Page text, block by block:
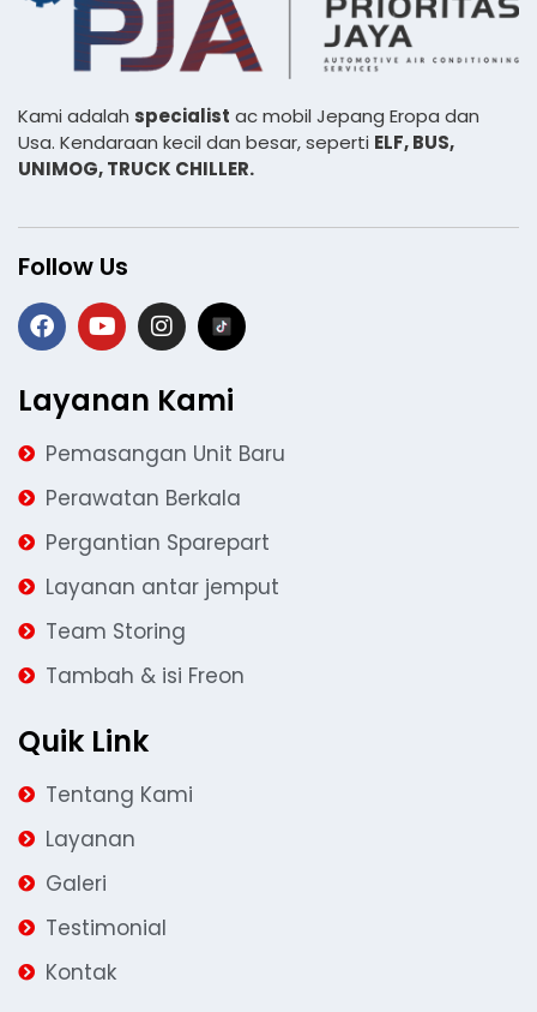
Kami adalah specialist ac mobil Jepang Eropa dan
Usa. Kendaraan kecil dan besar, seperti ELF, BUS,
UNIMOG, TRUCK CHILLER.
Follow Us
Layanan Kami
Pemasangan Unit Baru
Perawatan Berkala
Pergantian Sparepart
Layanan antar jemput
Team Storing
Tambah & isi Freon
Quik Link
Tentang Kami
Layanan
Galeri
Testimonial
Kontak